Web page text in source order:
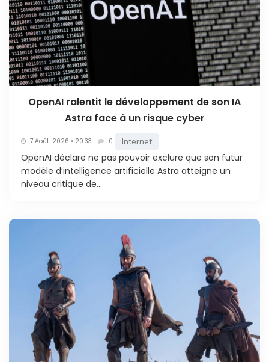
OpenAI ralentit le développement de son IA
Astra face à un risque cyber
7 Août. 2026 • 20:33 0 Internet
OpenAI déclare ne pas pouvoir exclure que son futur
modèle d’intelligence artificielle Astra atteigne un
niveau critique de...